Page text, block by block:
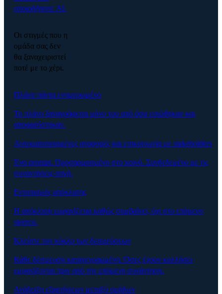
οποιοδήποτε AI.
Οι στιγμές που η
ομάδα σας δεν
θα ξαναχειριστεί
ποτέ με το χέρι.
Πλάνο πάντα ενημερωμένο
Το πλάνο ξαναγράφεται μόνο του από όσα ειπώθηκαν και
αποφασίστηκαν.
Αυτοματοποιημένες αναφορές και επικοινωνία με stakeholders
Ένα prompt. Προσαρμοσμένο στο κοινό. Συνδεδεμένο με τις
συναντήσεις-πηγή.
Εντοπισμός απόκλισης
Η απόκλιση εμφανίζεται καθώς συμβαίνει, όχι στο επόμενο
steerco.
Κλείστε τον κύκλο των δεσμεύσεων
Κάθε δέσμευση καταγεγραμμένη. Όσες έχουν κολλήσει
εμφανίζονται πριν από την επόμενη συνάντηση.
Ανάδειξη εξαρτήσεων μεταξύ ομάδων